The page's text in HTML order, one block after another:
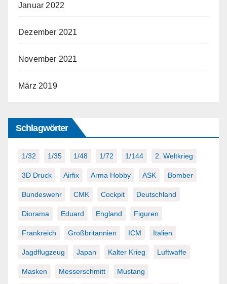
Januar 2022
Dezember 2021
November 2021
März 2019
Schlagwörter
1/32 1/35 1/48 1/72 1/144 2. Weltkrieg
3D Druck Airfix Arma Hobby ASK Bomber
Bundeswehr CMK Cockpit Deutschland
Diorama Eduard England Figuren
Frankreich Großbritannien ICM Italien
Jagdflugzeug Japan Kalter Krieg Luftwaffe
Masken Messerschmitt Mustang